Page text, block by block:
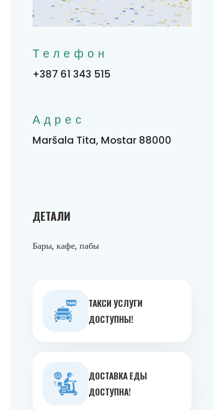
ДЕТАЛИ
Бары, кафе, пабы
ТАКСИ УСЛУГИ
ДОСТУПНЫ!
ДОСТАВКА ЕДЫ
ДОСТУПНА!
Телефон
+387 61 343 515
Адрес
Maršala Tita, Mostar 88000